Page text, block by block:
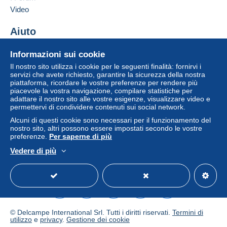
Questa zona comprende
Pacco raccomandato (con tracciamento)
Pagamento con:
Da 1gr a 250gr
6,95 €
Da 251gr a 500gr
8,95 €
9,95 €
A partire da 1001gr
Per accedere alle informazioni
sulla consegna, è necessario
effettuare il login.
ati
Contattare il venditore
Inserisci questo venditore in Lista Nera
Informazioni sui cookie
Il nostro sito utilizza i cookie per le seguenti finalità: fornirvi i
servizi che avete richiesto, garantire la sicurezza della nostra
piattaforma, ricordare le vostre preferenze per rendere più
piacevole la vostra navigazione, compilare statistiche per
adattare il nostro sito alle vostre esigenze, visualizzare video e
permettervi di condividere contenuti sui social network.
Alcuni di questi cookie sono necessari per il funzionamento del
nostro sito, altri possono essere impostati secondo le vostre
preferenze. Per saperne di più
Vedere di più
Video
Aiuto
Acquistare su Delcampe
Vendere su Delcampe
Un sito sicuro
© Delcampe International Srl. Tutti i diritti riservati. Termini di
utilizzo e privacy. Gestione dei cookie